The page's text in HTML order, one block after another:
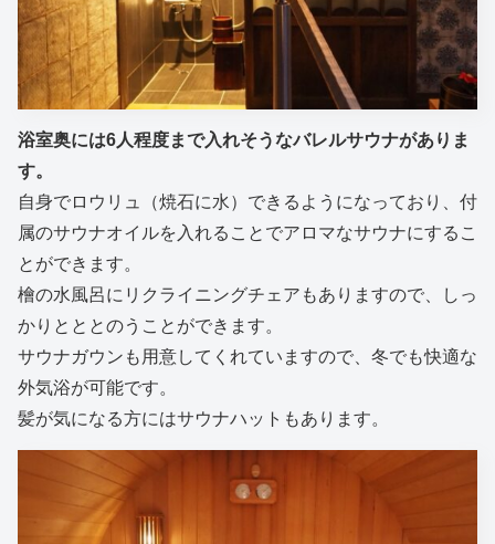
浴室奥には6人程度まで入れそうなバレルサウナがありま
す。
自身でロウリュ（焼石に水）できるようになっており、付
属のサウナオイルを入れることでアロマなサウナにするこ
とができます。
檜の水風呂にリクライニングチェアもありますので、しっ
かりとととのうことができます。
サウナガウンも用意してくれていますので、冬でも快適な
外気浴が可能です。
髪が気になる方にはサウナハットもあります。